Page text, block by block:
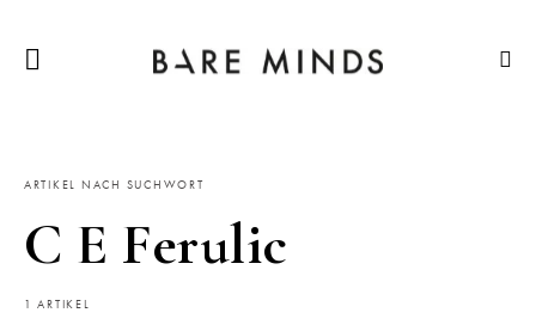
ARTIKEL NACH SUCHWORT
C E Ferulic
1 ARTIKEL